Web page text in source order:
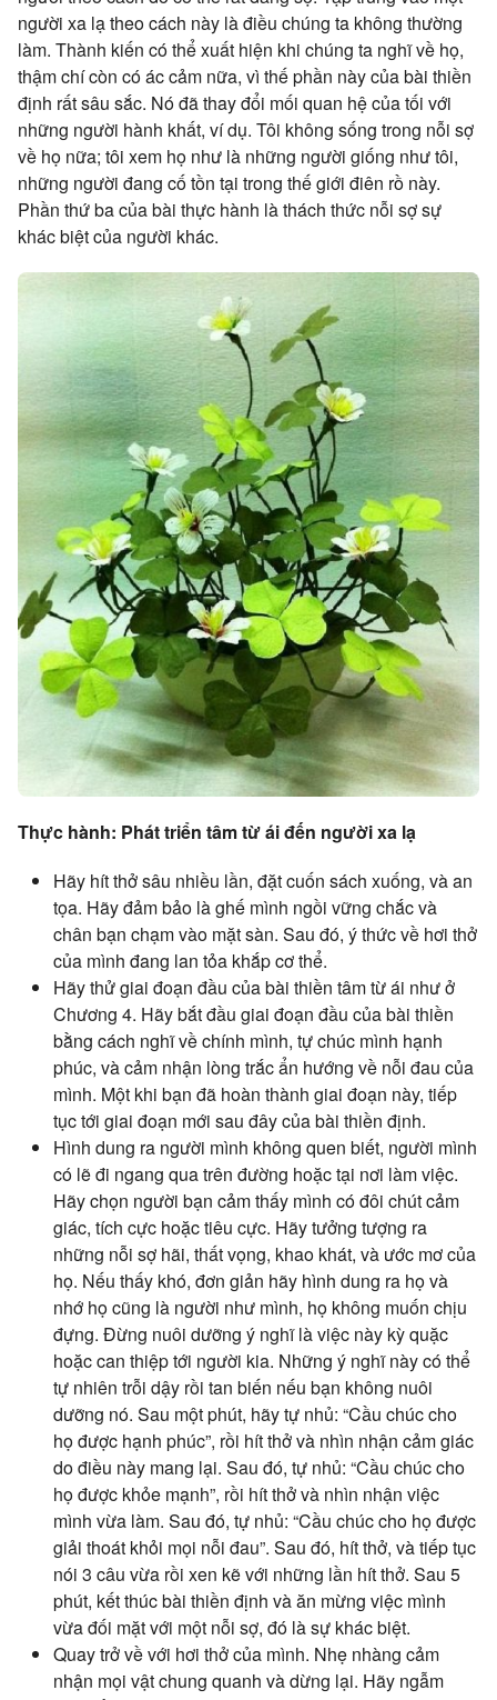
người xa lạ theo cách này là điều chúng ta không thường
làm. Thành kiến có thể xuất hiện khi chúng ta nghĩ về họ,
thậm chí còn có ác cảm nữa, vì thế phần này của bài thiền
định rất sâu sắc. Nó đã thay đổi mối quan hệ của tối với
những người hành khất, ví dụ. Tôi không sống trong nỗi sợ
về họ nữa; tôi xem họ như là những người giống như tôi,
những người đang cố tồn tại trong thế giới điên rồ này.
Phần thứ ba của bài thực hành là thách thức nỗi sợ sự
khác biệt của người khác.
Thực hành: Phát triển tâm từ ái đến người xa lạ
Hãy hít thở sâu nhiều lần, đặt cuốn sách xuống, và an
tọa. Hãy đảm bảo là ghế mình ngồi vững chắc và
chân bạn chạm vào mặt sàn. Sau đó, ý thức về hơi thở
của mình đang lan tỏa khắp cơ thể.
Hãy thử giai đoạn đầu của bài thiền tâm từ ái như ở
Chương 4. Hãy bắt đầu giai đoạn đầu của bài thiền
bằng cách nghĩ về chính mình, tự chúc mình hạnh
phúc, và cảm nhận lòng trắc ẩn hướng về nỗi đau của
mình. Một khi bạn đã hoàn thành giai đoạn này, tiếp
tục tới giai đoạn mới sau đây của bài thiền định.
Hình dung ra người mình không quen biết, người mình
có lẽ đi ngang qua trên đường hoặc tại nơi làm việc.
Hãy chọn người bạn cảm thấy mình có đôi chút cảm
giác, tích cực hoặc tiêu cực. Hãy tưởng tượng ra
những nỗi sợ hãi, thất vọng, khao khát, và ước mơ của
họ. Nếu thấy khó, đơn giản hãy hình dung ra họ và
nhớ họ cũng là người như mình, họ không muốn chịu
đựng. Đừng nuôi dưỡng ý nghĩ là việc này kỳ quặc
hoặc can thiệp tới người kia. Những ý nghĩ này có thể
tự nhiên trỗi dậy rồi tan biến nếu bạn không nuôi
dưỡng nó. Sau một phút, hãy tự nhủ: “Cầu chúc cho
họ được hạnh phúc”, rồi hít thở và nhìn nhận cảm giác
do điều này mang lại. Sau đó, tự nhủ: “Cầu chúc cho
họ được khỏe mạnh”, rồi hít thở và nhìn nhận việc
mình vừa làm. Sau đó, tự nhủ: “Cầu chúc cho họ được
giải thoát khỏi mọi nỗi đau”. Sau đó, hít thở, và tiếp tục
nói 3 câu vừa rồi xen kẽ với những lần hít thở. Sau 5
phút, kết thúc bài thiền định và ăn mừng việc mình
vừa đối mặt với một nỗi sợ, đó là sự khác biệt.
Quay trở về với hơi thở của mình. Nhẹ nhàng cảm
nhận mọi vật chung quanh và dừng lại. Hãy ngẫm